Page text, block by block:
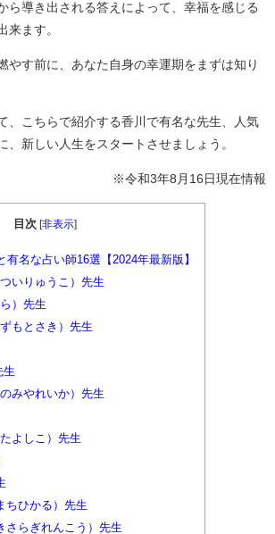
ら導き出される答えによって、幸福を感じる
来ます。
やす前に、あなた自身の幸運期をまずは知り
、こちらで紹介する香川で有名な先生、人気
、新しい人生をスタートさせましょう。
※令和3年8月16日現在情報
目次 非表示]
有名な占い師16選【2024年最新版】
いりゅうこ）先生
）先生
もとさき）先生
生
みやれいか）先生
よしこ）先生
ちひかる）先生
さらぎれんこう）先生